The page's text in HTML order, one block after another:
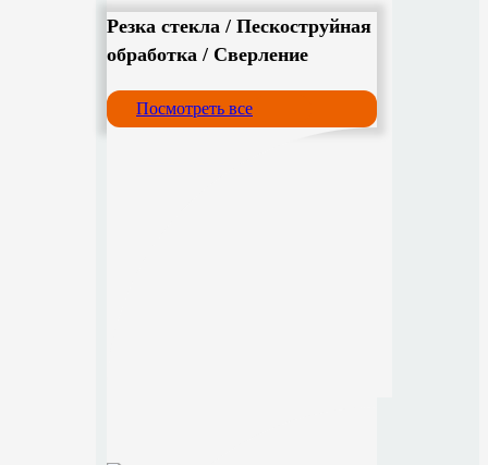
Резка стекла / Пескоструйная
обработка / Сверление
Посмотреть все